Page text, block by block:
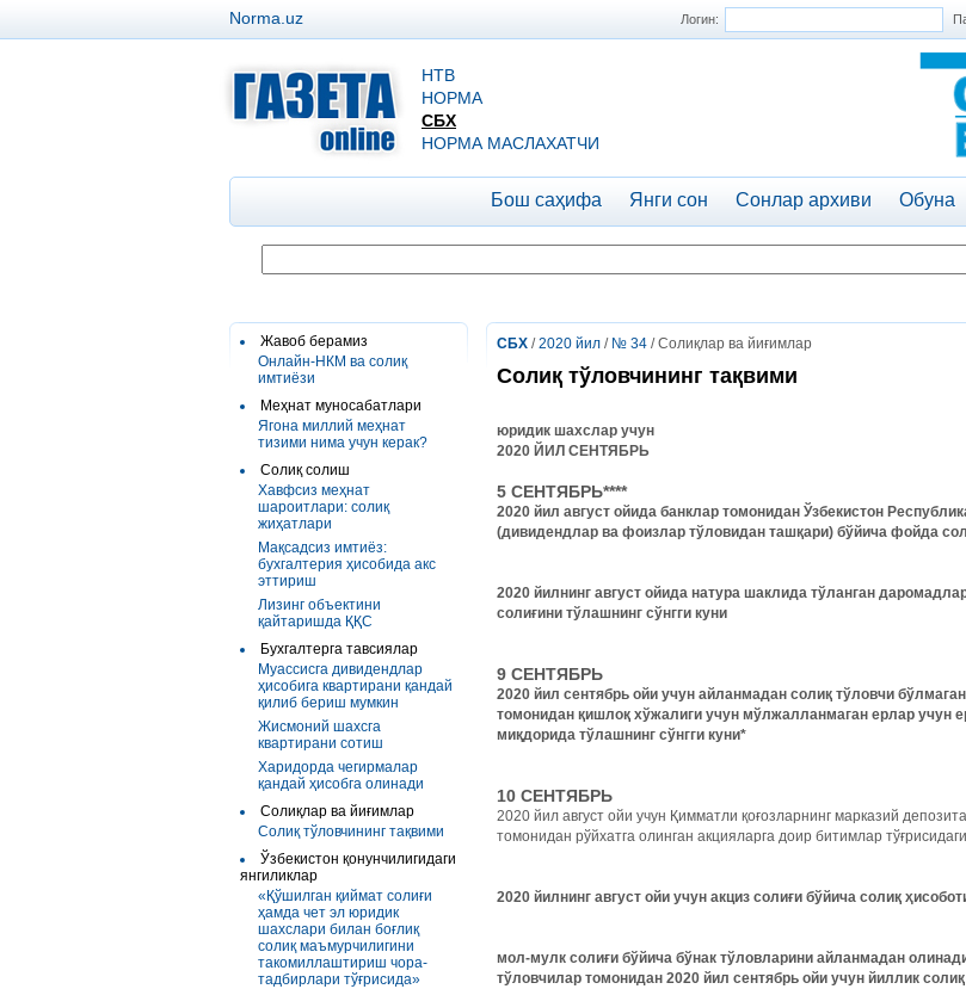
Логин:
Norma.uz
НТВ
НОРМА
СБХ
НОРМА МАСЛАХАТЧИ
Бош саҳифа Янги сон Сонлар архиви Обуна
Жавоб берамиз
Онлайн-НКМ ва солиқ
имтиёзи
Меҳнат муносабатлари
Ягона миллий меҳнат
тизими нима учун керак?
Солиқ солиш
Хавфсиз меҳнат
шароитлари: солиқ
жиҳатлари
Мақсадсиз имтиёз:
бухгалтерия ҳисобида акс
эттириш
Лизинг объектини
қайтаришда ҚҚС
Бухгалтерга тавсиялар
Муассисга дивидендлар
ҳисобига квартирани қандай
қилиб бериш мумкин
Жисмоний шахсга
квартирани сотиш
Харидорда чегирмалар
қандай ҳисобга олинади
Солиқлар ва йиғимлар
Солиқ тўловчининг тақвими
Ўзбекистон қонунчилигидаги
янгиликлар
«Қўшилган қиймат солиғи
ҳамда чет эл юридик
шахслари билан боғлиқ
солиқ маъмурчилигини
такомиллаштириш чора-
тадбирлари тўғрисида»
СБХ /2020 йил / № 34 / Солиқлар ва йиғимлар
Солиқ тўловчининг тақвими
юридик шахслар учун
2020 ЙИЛ СЕНТЯБРЬ
5 СЕНТЯБРЬ****
2020 йил август ойида банклар томонидан Ўзбекистон
(дивидендлар ва фоизлар тўловидан ташқари) бўйича фойда
2020 йилнинг август ойида натура шаклида тўланган
солиғини тўлашнинг сўнгги куни
9 СЕНТЯБРЬ
2020 йил сентябрь ойи учун айланмадан солиқ тўловчи
томонидан қишлоқ хўжалиги учун мўлжалланмаган ерлар учун
миқдорида тўлашнинг сўнгги куни*
10 СЕНТЯБРЬ
2020 йил август ойи учун Қимматли қоғозларнинг марказий
томонидан рўйхатга олинган акцияларга доир битимлар
2020 йилнинг август ойи учун акциз солиғи бўйича солиқ
мол-мулк солиғи бўйича бўнак тўловларини айланмадан
тўловчилар томонидан 2020 йил сентябрь ойи учун йиллик